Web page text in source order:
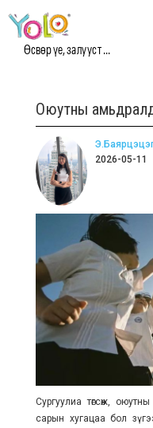
Өсвөр үе, залууст ...
Оюутны
2026-05-11
Сургуулиа төгсөж,
сарын хугацаа бол